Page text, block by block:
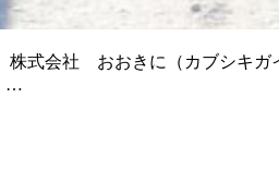
株式会社 おおきに（カブシキ
…